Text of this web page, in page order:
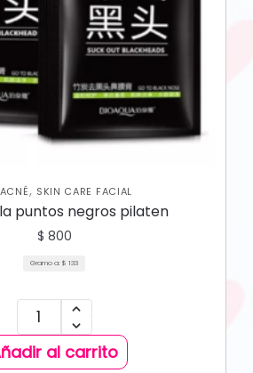
, SKIN CARE FACIAL
puntos negros pilaten
$ 800
Gramo a: $ 133
al carrito